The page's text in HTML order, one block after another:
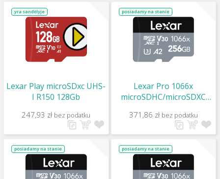
yra sandėlyje
Lexar Play microSDxc UHS-
I R150 128Gb
247,93 zł bez podatku
posiadamy na stanie
Lexar Pro 1066x
microSDHC/microSDXC
256Gb
371,86 zł bez podatku
posiadamy na stanie posiadamy na stanie